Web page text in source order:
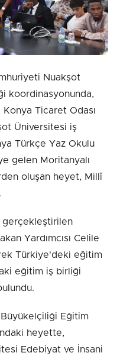
Nuakşot
koordinasyonunda,
Ticaret Odası
Üniversitesi iş
Türkçe Yaz Okulu
gelen Moritanyalı
oluşan heyet, Millî
gerçekleştirilen
Yardımcısı Celile
Türkiye'deki eğitim
eğitim iş birliği
Eğitim
heyette,
Edebiyat ve İnsani